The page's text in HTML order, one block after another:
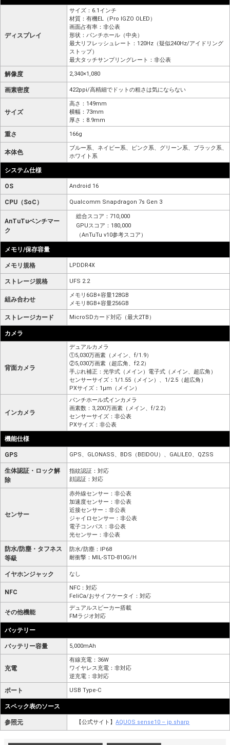
ディスプレイ
サイズ：6.1インチ
材質：有機EL（Pro IGZO OLED）
画面占有率：非公表
形状：パンチホール（中央）
最大リフレッシュレート：120Hz（疑似240Hz/アイドリング
ストップ）
最大タッチサンプリングレート：非公表
解像度 2,340×1,080
画素密度 422ppi/高精細でドットの粗さは気にならない
サイズ
高さ：149mm
横幅：73mm
厚さ：8.9mm
重さ 166g
本体色
ブルー系、ネイビー系、ピンク系、グリーン系、ブラック系、
ホワイト系
システム仕様
OS Android 16
CPU（SoC） Qualcomm Snapdragon 7s Gen 3
AnTuTuベンチマー
ク
総合スコア：710,000
GPUスコア：180,000
（AnTuTu v10参考スコア）
メモリ/保存容量
メモリ規格 LPDDR4X
ストレージ規格 UFS 2.2
組み合わせ
メモリ6GB+容量128GB
メモリ8GB+容量256GB
ストレージカード MicroSDカード対応（最大2TB）
カメラ
背面カメラ
デュアルカメラ
①5,030万画素（メイン、f/1.9）
②5,030万画素（超広角、f2.2）
手ぶれ補正：光学式（メイン）電子式（メイン、超広角）
センサーサイズ：1/1.55（メイン）、1/2.5（超広角）
PXサイズ：1μm（メイン）
インカメラ
パンチホール式インカメラ
画素数：3,200万画素（メイン、f/2.2）
センサーサイズ：非公表
PXサイズ：非公表
機能仕様
GPS GPS、GLONASS、BDS（BEIDOU）、GALILEO、QZSS
生体認証・ロック解
除
指紋認証：対応
顔認証：対応
センサー
赤外線センサー：非公表
加速度センサー：非公表
近接センサー：非公表
ジャイロセンサー：非公表
電子コンパス：非公表
光センサー：非公表
防水/防塵・タフネス
等級
防水/防塵：IP68
耐衝撃：MIL-STD-810G/H
イヤホンジャック なし
NFC
NFC：対応
FeliCa/おサイフケータイ：対応
その他機能
デュアルスピーカー搭載
FMラジオ対応
バッテリー
バッテリー容量 5,000mAh
充電
有線充電：36W
ワイヤレス充電：非対応
逆充電：非対応
ポート USB Type-C
スペック表のソース
参照元 【公式サイト】AQUOS sense10 – jp.sharp